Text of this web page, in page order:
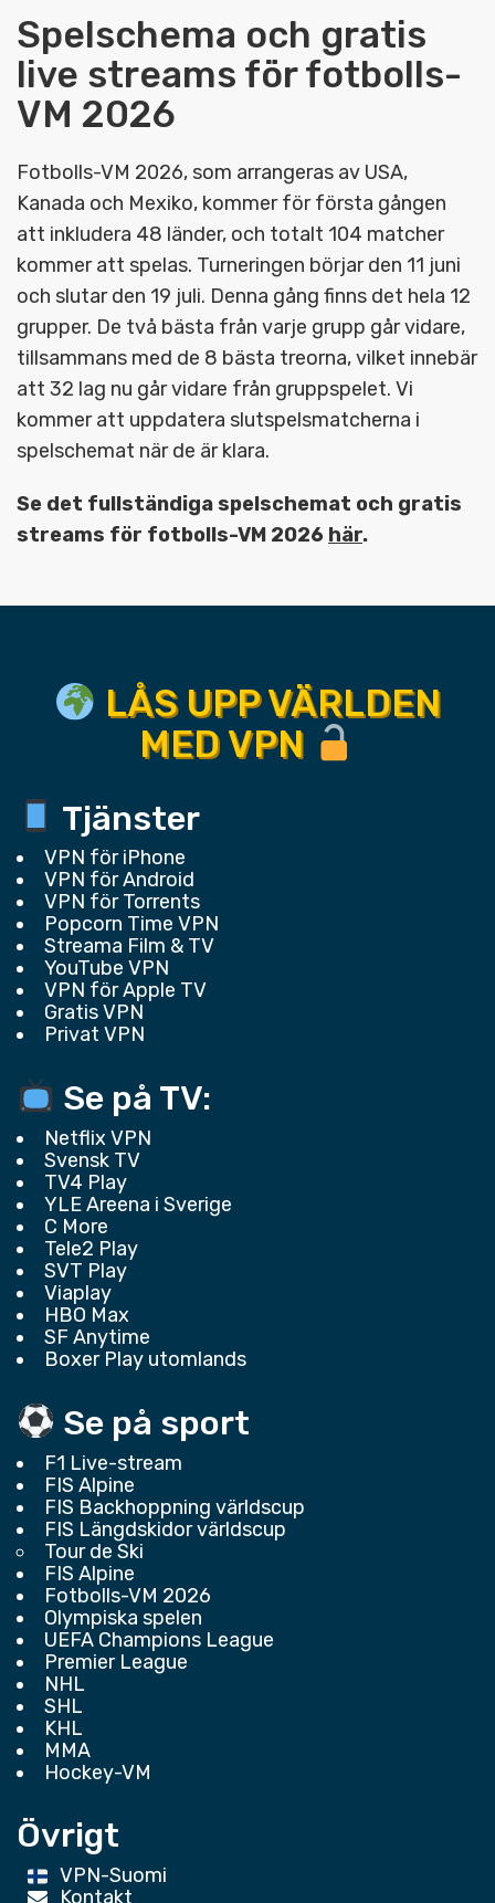
Spelschema och gratis
live streams för fotbolls-
VM 2026
Fotbolls-VM 2026, som arrangeras av USA,
Kanada och Mexiko, kommer för första gången
att inkludera 48 länder, och totalt 104 matcher
kommer att spelas. Turneringen börjar den 11 juni
och slutar den 19 juli. Denna gång finns det hela 12
grupper. De två bästa från varje grupp går vidare,
tillsammans med de 8 bästa treorna, vilket innebär
att 32 lag nu går vidare från gruppspelet. Vi
kommer att uppdatera slutspelsmatcherna i
spelschemat när de är klara.
Se det fullständiga spelschemat och gratis
streams för fotbolls-VM 2026 här.
LÅS UPP VÄRLDEN
MED VPN
Tjänster
VPN för iPhone
VPN för Android
VPN för Torrents
Popcorn Time VPN
Streama Film & TV
YouTube VPN
VPN för Apple TV
Gratis VPN
Privat VPN
Se på TV:
Netflix VPN
Svensk TV
TV4 Play
YLE Areena i Sverige
C More
Tele2 Play
SVT Play
Viaplay
HBO Max
SF Anytime
Boxer Play utomlands
Se på sport
F1 Live-stream
FIS Alpine
FIS Backhoppning världscup
FIS Längdskidor världscup
Tour de Ski
FIS Alpine
Fotbolls-VM 2026
Olympiska spelen
UEFA Champions League
Premier League
NHL
SHL
KHL
MMA
Hockey-VM
Övrigt
VPN-Suomi
Kontakt